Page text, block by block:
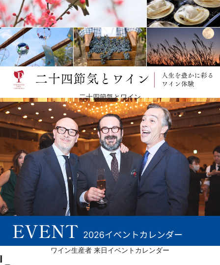
45カ国以上に輸出
950万リットルのワイン生産能力を持つワイナリーは、トゥルム・ヴァレーの中心で高品質の白ワイ
ンと赤ワインを生産できるよう、近代的で温度管理の行き届いた設備を整えています。彼らの魅力
的でモダンな製品は、素晴らしい個性と破天荒な精神によって特徴づけられていて、それぞれが異
なるスタイルを持っています。フィンカ・ラス・モラスから各大陸の45カ国以上に輸出され、その
比類ない価値観により世界中で認められています。
二十四節気とワイン
ワイン生産者 来日イベントカレンダー